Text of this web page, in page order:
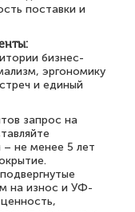
поставки и
бизнес-
эргономику
и единый
запрос на
– не менее 5 лет
на износ и УФ-